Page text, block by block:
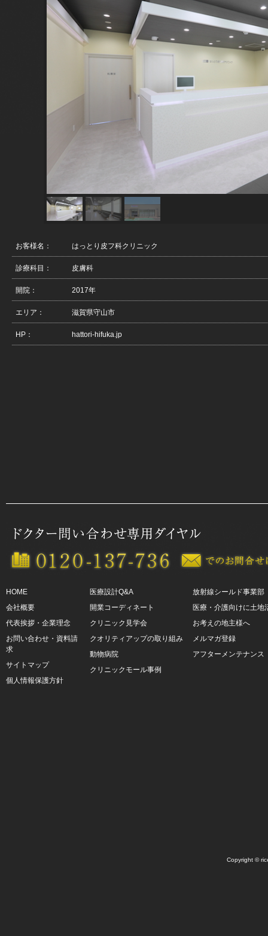
お客様名： はっとり皮フ科クリニック
診療科目： 皮膚科
開院： 2017年
エリア： 滋賀県守山市
HP： hattori-hifuka.jp
HOME
会社概要
代表挨拶・企業理念
お問い合わせ・資料請
求
サイトマップ
個人情報保護方針
医療設計Q&A
開業コーディネート
クリニック見学会
クオリティアップの取り組み
動物病院
クリニックモール事例
放射線シールド事業部
医療・介護向けに土地
お考えの地主様へ
メルマガ登録
アフターメンテナンス
Copyright ©